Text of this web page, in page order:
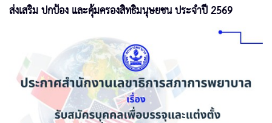
ส่งเสริม ปกป้อง และคุ้มครองสิทธิมนุษยชน ประจำปี 2569